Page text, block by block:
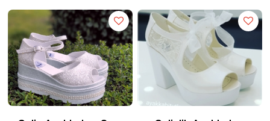
38,5 EUR / 8 ABD / 5,5 UK
39 EUR / 8,5 ABD / 6 UK
40 EUR / 9 ABD / 6,5 UK
41 EUR / 9,5 ABD / 7 UK
42 EUR / 10 ABD / 7,5 UK
42,5 EUR / 10,5 ABD / 9 UK
43 EUR / 11 ABD / 9,5 UK
44 EUR / 11,5 ABD / 10 UK
44,5 EUR / 12 ABD / 10,5 UK
45 EUR / 12,5 ABD / 11 UK